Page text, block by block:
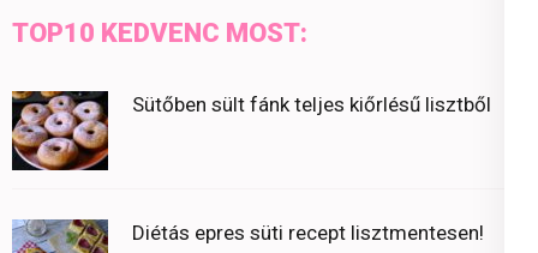
TOP10 KEDVENC MOST:
Sütőben sült fánk teljes kiőrlésű lisztből
Diétás epres süti recept lisztmentesen!